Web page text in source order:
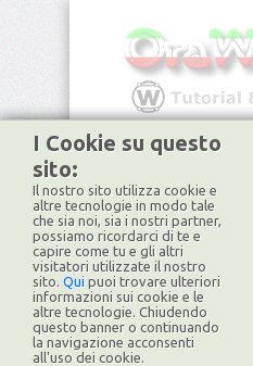
©2026ilMeteo.it
I Cookie su questo
sito:
Il nostro sito utilizza cookie e
altre tecnologie in modo tale
che sia noi, sia i nostri partner,
possiamo ricordarci di te e
capire come tu e gli altri
visitatori utilizzate il nostro
sito. Qui puoi trovare ulteriori
informazioni sui cookie e le
altre tecnologie. Chiudendo
questo banner o continuando
la navigazione acconsenti
all'uso dei cookie.